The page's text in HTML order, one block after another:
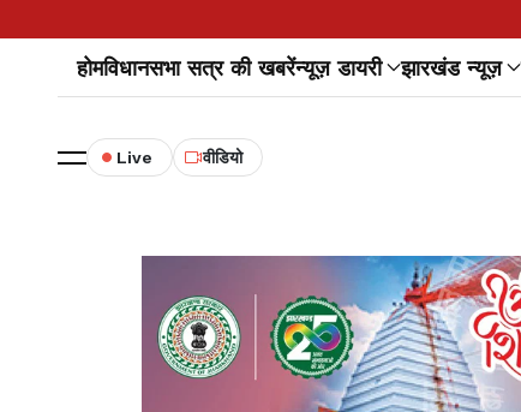
होमविधानसभा सत्र की खबरेंन्यूज़ डायरी झारखंड न्यूज़
Live वीडियो